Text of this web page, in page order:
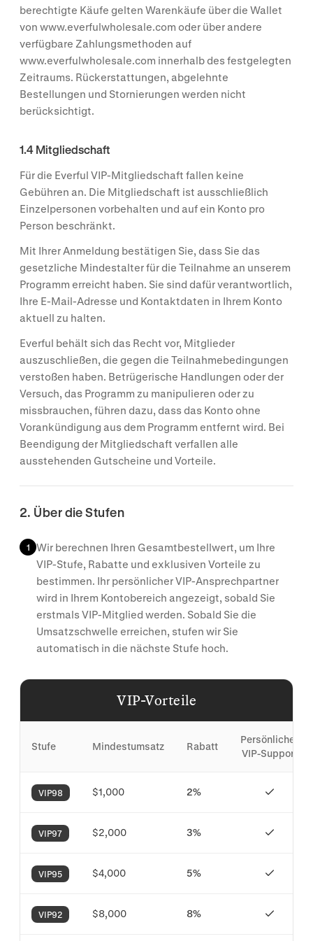
berechtigte Käufe gelten Warenkäufe über die Wallet
von www.everfulwholesale.com oder über andere
verfügbare Zahlungsmethoden auf
www.everfulwholesale.com innerhalb des festgelegten
Zeitraums. Rückerstattungen, abgelehnte
Bestellungen und Stornierungen werden nicht
berücksichtigt.
1.4 Mitgliedschaft
Für die Everful VIP-Mitgliedschaft fallen keine
Gebühren an. Die Mitgliedschaft ist ausschließlich
Einzelpersonen vorbehalten und auf ein Konto pro
Person beschränkt.
Mit Ihrer Anmeldung bestätigen Sie, dass Sie das
gesetzliche Mindestalter für die Teilnahme an unserem
Programm erreicht haben. Sie sind dafür verantwortlich,
Ihre E-Mail-Adresse und Kontaktdaten in Ihrem Konto
aktuell zu halten.
Everful behält sich das Recht vor, Mitglieder
auszuschließen, die gegen die Teilnahmebedingungen
verstoßen haben. Betrügerische Handlungen oder der
Versuch, das Programm zu manipulieren oder zu
missbrauchen, führen dazu, dass das Konto ohne
Vorankündigung aus dem Programm entfernt wird. Bei
Beendigung der Mitgliedschaft verfallen alle
ausstehenden Gutscheine und Vorteile.
2. Über die Stufen
1
Wir berechnen Ihren Gesamtbestellwert, um Ihre
VIP-Stufe, Rabatte und exklusiven Vorteile zu
bestimmen. Ihr persönlicher VIP-Ansprechpartner
wird in Ihrem Kontobereich angezeigt, sobald Sie
erstmals VIP-Mitglied werden. Sobald Sie die
Umsatzschwelle erreichen, stufen wir Sie
automatisch in die nächste Stufe hoch.
VIP-Vorteile
Stufe Mindestumsatz Rabatt
Persönlicher
VIP-Support
VIP98 $1,000 2%
VIP97 $2,000 3%
VIP95 $4,000 5%
VIP92 $8,000 8%